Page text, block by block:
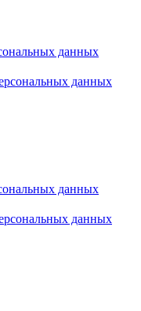
данных
данных
данных
данных